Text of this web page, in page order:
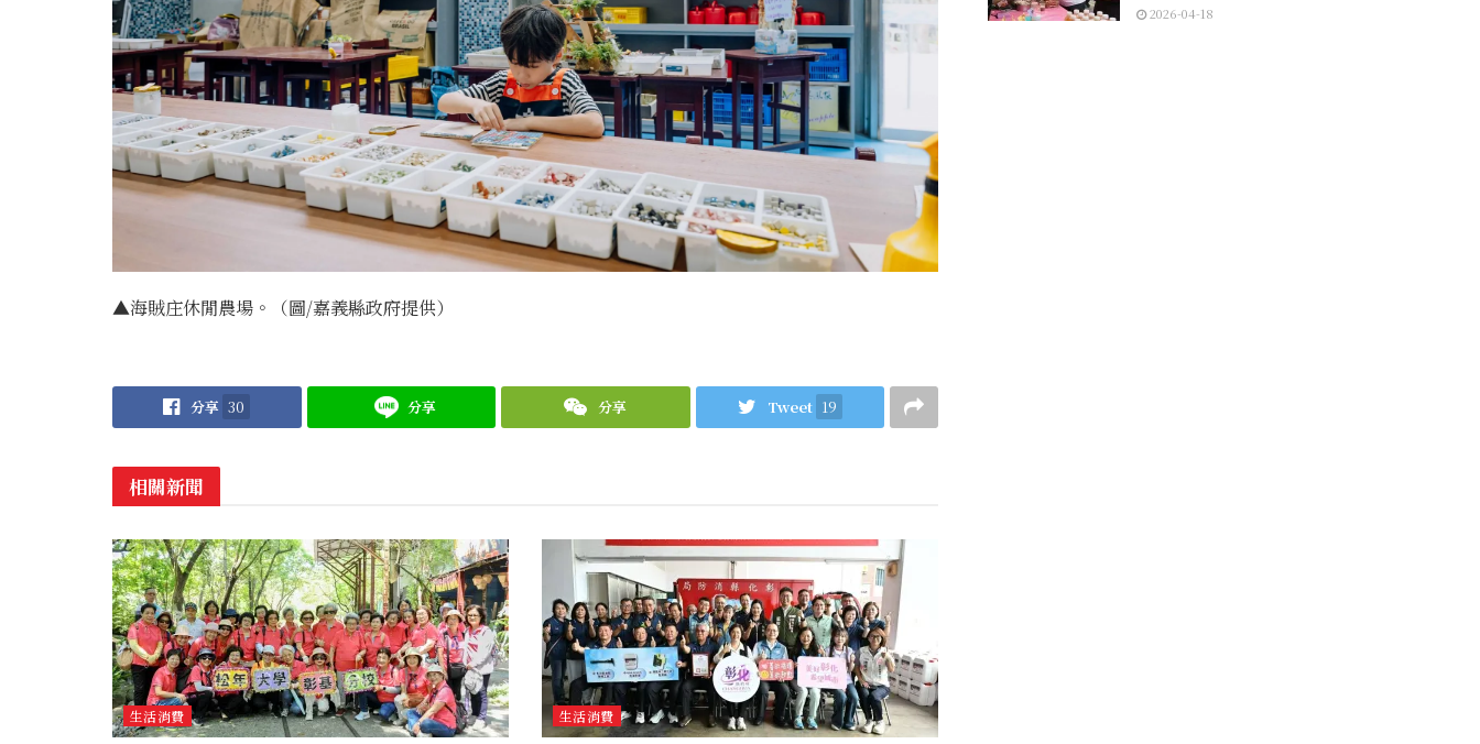
▲海賊庄休閒農場。（圖/嘉義縣政府提供）
分享 30 分享 分享 Tweet 19
相關新聞
生活消費 生活消費
2026-04-18